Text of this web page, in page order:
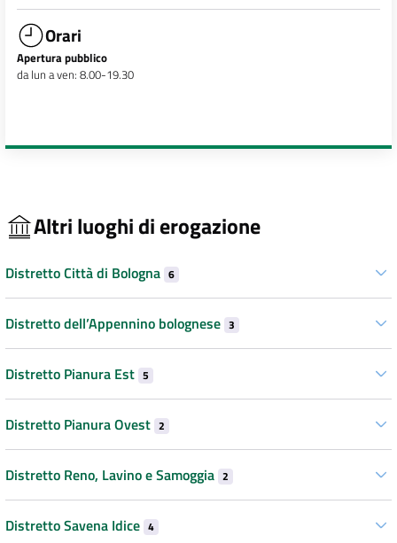
Orari
Apertura pubblico
da lun a ven: 8.00-19.30
Altri luoghi di erogazione
Distretto Città di Bologna 6
Distretto dell’Appennino bolognese 3
Distretto Pianura Est 5
Distretto Pianura Ovest 2
Distretto Reno, Lavino e Samoggia 2
Distretto Savena Idice 4